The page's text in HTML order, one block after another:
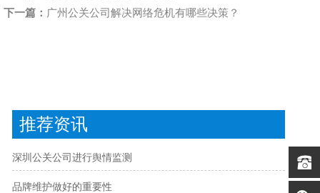
下一篇： 广州公关公司解决网络危机有哪些决策？
推荐资讯
深圳公关公司进行舆情监测
品牌维护做好的重要性